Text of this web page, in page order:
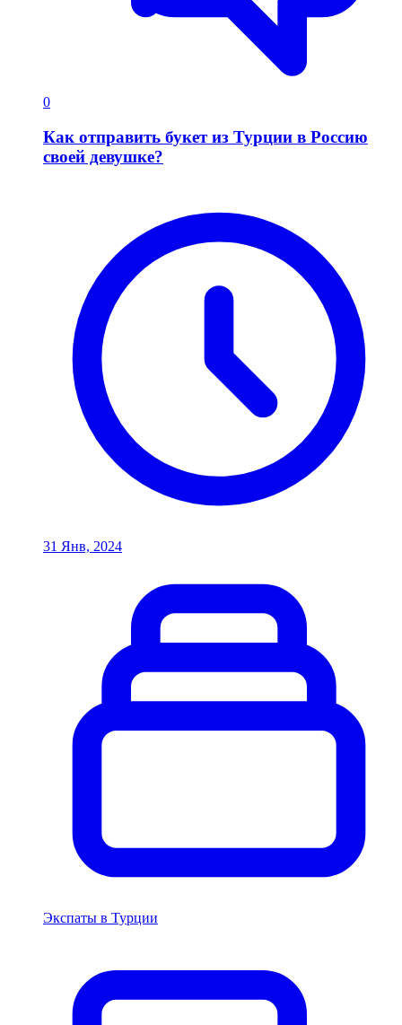
0
Как отправить букет из Турции в Россию
своей девушке?
31 Янв, 2024
Экспаты в Турции